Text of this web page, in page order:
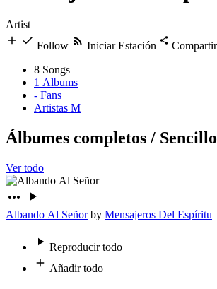
Artist
Follow
Iniciar Estación
Compartir
8 Songs
1 Albums
- Fans
Artistas M
Álbumes completos /
Ver todo
Albando Al Señor by Mensajeros Del Espíritu
Reproducir todo
Añadir todo